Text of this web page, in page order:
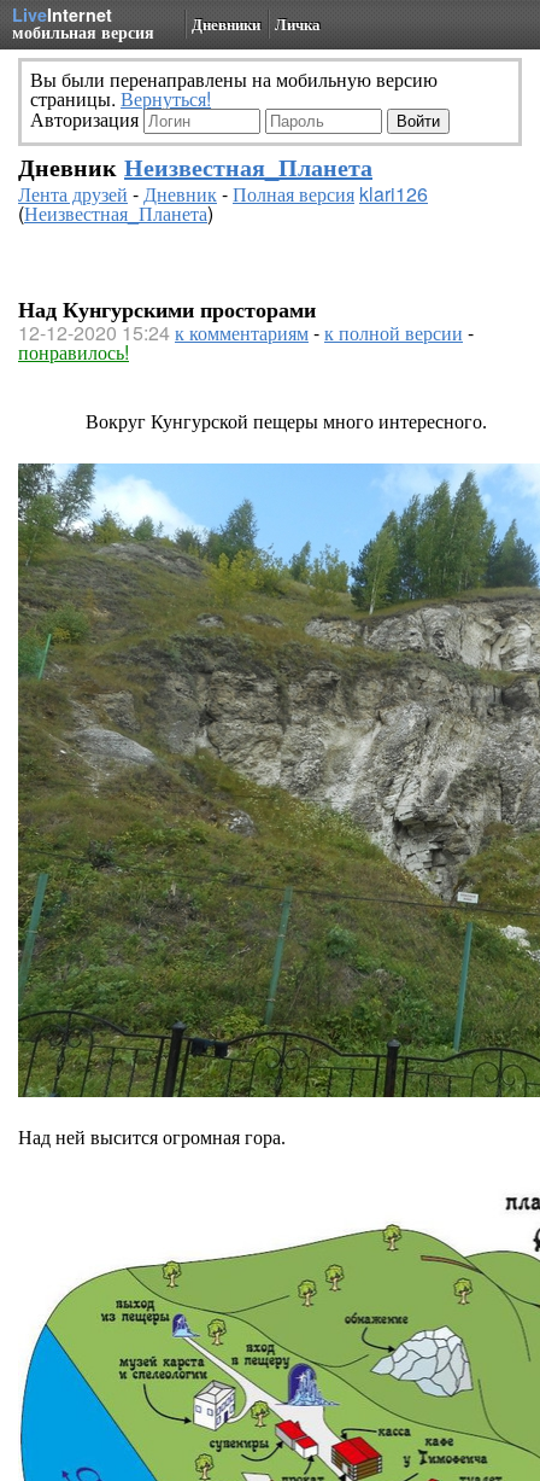
LiveInternet
мобильная версия Дневники Личка
Вы были перенаправлены на мобильную версию
страницы. Вернуться!
Авторизация
Дневник Неизвестная_Планета
Лента друзей -Дневник-Полная версия klari126
(Неизвестная_Планета)
Над Кунгурскими просторами
12-12-2020 15:24к комментариям-к полной версии -
понравилось!
Вокруг Кунгурской пещеры много интересного.
Над ней высится огромная гора.